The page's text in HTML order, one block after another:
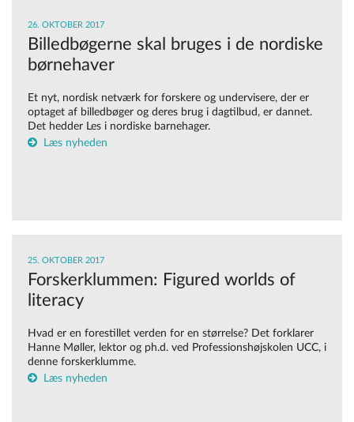
26. OKTOBER 2017
Billedbøgerne skal bruges i de nordiske
børnehaver
Et nyt, nordisk netværk for forskere og undervisere, der er
optaget af billedbøger og deres brug i dagtilbud, er dannet.
Det hedder Les i nordiske barnehager.
Læs nyheden
25. OKTOBER 2017
Forskerklummen: Figured worlds of
literacy
Hvad er en forestillet verden for en størrelse? Det forklarer
Hanne Møller, lektor og ph.d. ved Professionshøjskolen UCC, i
denne forskerklumme.
Læs nyheden